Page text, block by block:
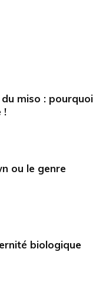
miso : pourquoi
!
ou le genre
biologique